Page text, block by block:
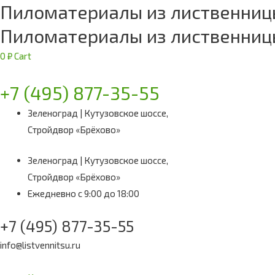
Пиломатериалы из
Пиломатериалы из
0 ₽Cart
+7 (495) 877-35-55
Зеленоград | Кутузовское шоссе,
Стройдвор «Брёхово»
Зеленоград | Кутузовское шоссе,
Стройдвор «Брёхово»
Ежедневно с 9:00 до 18:00
+7 (495) 877-35-55
info@listvennitsu.ru